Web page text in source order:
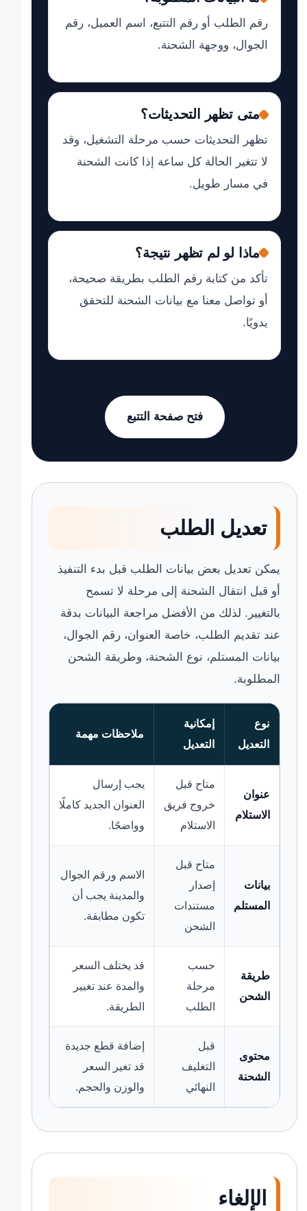
رقم الطلب أو رقم التتبع، اسم العميل، رقم
الجوال، ووجهة الشحنة.
متى تظهر التحديثات؟
تظهر التحديثات حسب مرحلة التشغيل، وقد
لا تتغير الحالة كل ساعة إذا كانت الشحنة
في مسار طويل.
ماذا لو لم تظهر نتيجة؟
تأكد من كتابة رقم الطلب بطريقة صحيحة،
أو تواصل معنا مع بيانات الشحنة للتحقق
يدويًا.
فتح صفحة التتبع
تعديل الطلب
يمكن تعديل بعض بيانات الطلب قبل بدء التنفيذ
أو قبل انتقال الشحنة إلى مرحلة لا تسمح
بالتغيير. لذلك من الأفضل مراجعة البيانات بدقة
عند تقديم الطلب، خاصة العنوان، رقم الجوال،
بيانات المستلم، نوع الشحنة، وطريقة الشحن
المطلوبة.
نوع
التعديل
إمكانية
التعديل
ملاحظات مهمة
عنوان
الاستلام
متاح قبل
خروج فريق
الاستلام
يجب إرسال
العنوان الجديد كاملًا
وواضحًا.
بيانات
المستلم
متاح قبل
إصدار
مستندات
الشحن
الاسم ورقم الجوال
والمدينة يجب أن
تكون مطابقة.
طريقة
الشحن
حسب
مرحلة
الطلب
قد يختلف السعر
والمدة عند تغيير
الطريقة.
محتوى
الشحنة
قبل
التغليف
النهائي
إضافة قطع جديدة
قد تغير السعر
والوزن والحجم.
الإلغاء